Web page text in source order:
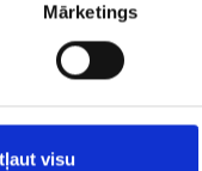
Mārketings
visu